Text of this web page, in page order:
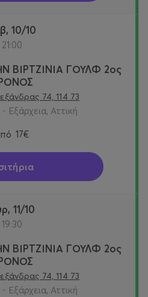
10/10
21:00
ΒΙΡΤΖΙΝΙΑ ΓΟΥΛΦ 2ος
74, 114 73
Εξάρχεια, Αττική
17€
11/10
19:30
ΒΙΡΤΖΙΝΙΑ ΓΟΥΛΦ 2ος
74, 114 73
Εξάρχεια, Αττική